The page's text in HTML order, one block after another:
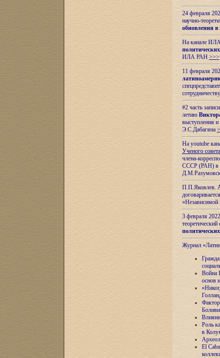
24 февраля
научно-
обновления в
На канале
ИЛА РАН >>>
11 февраля
#2 часть
летию
выступления
Э.С.Дабагяна
На youtube
Ученого
члена-
СССР (РАН) в
П.П.Яковлев.
«Независимой
3 февраля
теоретический
Журнал
Война
основ
Роль
в
El